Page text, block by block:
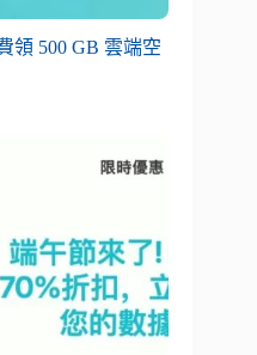
領 500 GB 雲端空